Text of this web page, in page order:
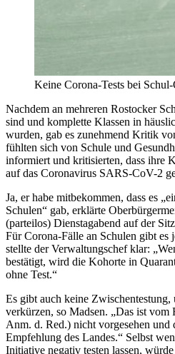
Keine Corona-Tests bei Schul-
Nachdem an mehreren Rostocker
sind und komplette Klassen in
wurden, gab es zunehmend Kritik
fühlten sich von Schule und
informiert und kritisierten, dass ihre
auf das Coronavirus SARS-CoV-2
Ja, er habe mitbekommen, dass es
Schulen“ gab, erklärte
(parteilos) Dienstagabend auf der
Für Corona-Fälle an Schulen gibt es
stellte der Verwaltungschef klar:
bestätigt, wird die Kohorte in
ohne Test.“
Es gibt auch keine Zwischentestung,
verkürzen, so Madsen. „Das ist
Anm. d. Red.) nicht vorgesehen und
Empfehlung des Landes.“ Selbst
Initiative negativ testen lassen,